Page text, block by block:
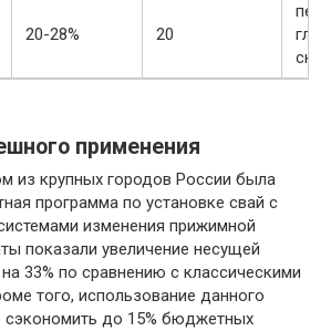
20-28% 20
применения
из крупных городов России была
программа по установке свай с
изменения прижимной
показали увеличение несущей
33% по сравнению с классическими
того, использование данного
сэкономить до 15% бюджетных